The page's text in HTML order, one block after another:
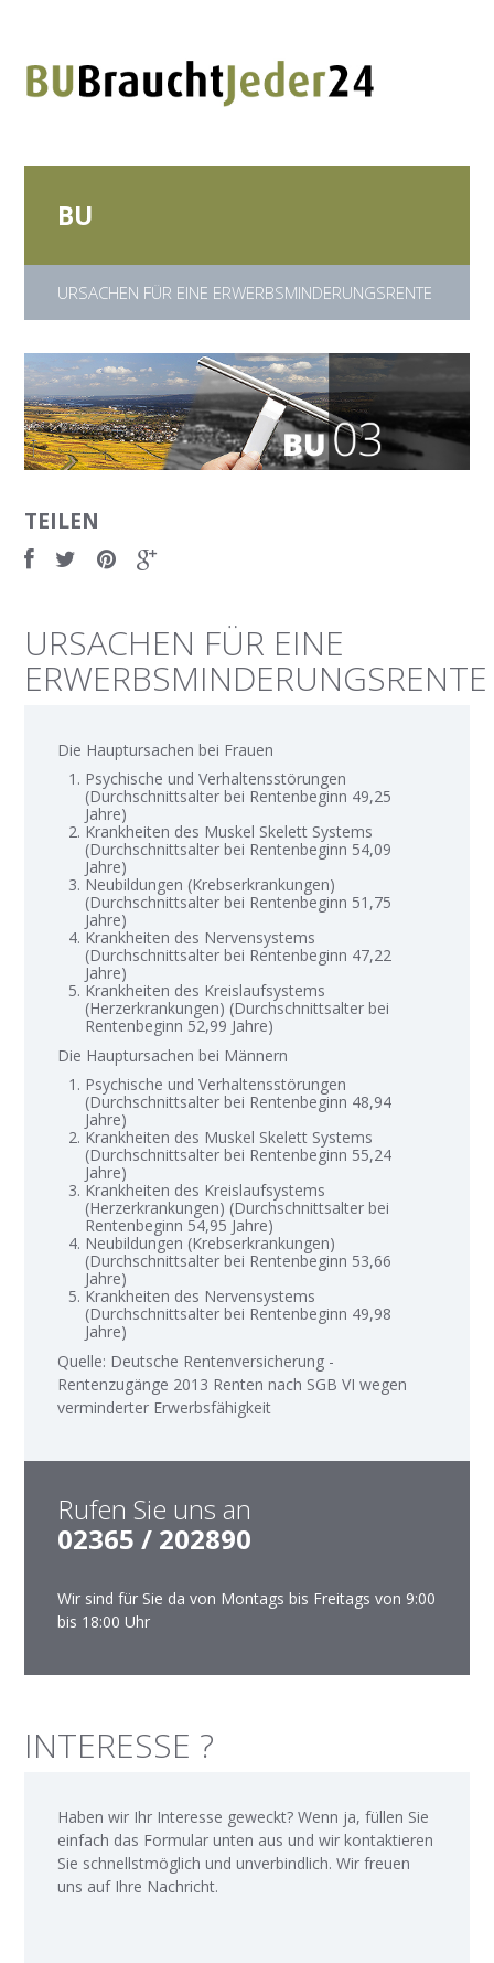
BU
URSACHEN FÜR EINE ERWERBSMINDERUNGSRENTE
TEILEN
URSACHEN FÜR EINE
ERWERBSMINDERUNGSRENTE
Die Hauptursachen bei Frauen
Psychische und Verhaltensstörungen
(Durchschnittsalter bei Rentenbeginn 49,25
Jahre)
Krankheiten des Muskel Skelett Systems
(Durchschnittsalter bei Rentenbeginn 54,09
Jahre)
Neubildungen (Krebserkrankungen)
(Durchschnittsalter bei Rentenbeginn 51,75
Jahre)
Krankheiten des Nervensystems
(Durchschnittsalter bei Rentenbeginn 47,22
Jahre)
Krankheiten des Kreislaufsystems
(Herzerkrankungen) (Durchschnittsalter bei
Rentenbeginn 52,99 Jahre)
Die Hauptursachen bei Männern
Psychische und Verhaltensstörungen
(Durchschnittsalter bei Rentenbeginn 48,94
Jahre)
Krankheiten des Muskel Skelett Systems
(Durchschnittsalter bei Rentenbeginn 55,24
Jahre)
Krankheiten des Kreislaufsystems
(Herzerkrankungen) (Durchschnittsalter bei
Rentenbeginn 54,95 Jahre)
Neubildungen (Krebserkrankungen)
(Durchschnittsalter bei Rentenbeginn 53,66
Jahre)
Krankheiten des Nervensystems
(Durchschnittsalter bei Rentenbeginn 49,98
Jahre)
Quelle: Deutsche Rentenversicherung -
Rentenzugänge 2013 Renten nach SGB VI wegen
verminderter Erwerbsfähigkeit
Rufen Sie uns an
02365 / 202890
Wir sind für Sie da von Montags bis Freitags von 9:00
bis 18:00 Uhr
INTERESSE ?
Haben wir Ihr Interesse geweckt? Wenn ja, füllen Sie
einfach das Formular unten aus und wir kontaktieren
Sie schnellstmöglich und unverbindlich. Wir freuen
uns auf Ihre Nachricht.